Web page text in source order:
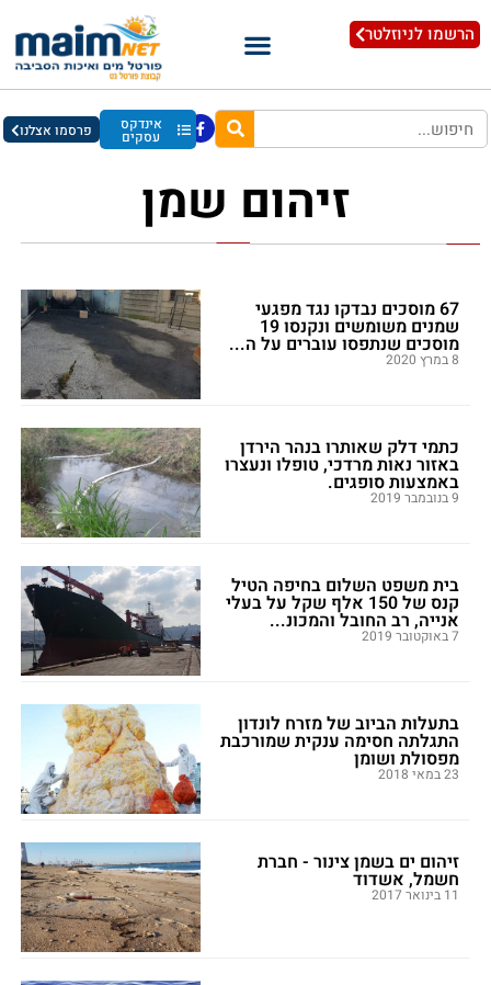
הרשמו לניוזלטר
אינדקס
עסקים פרסמו אצלנו
זיהום שמן
67 מוסכים נבדקו נגד מפגעי
שמנים משומשים ונקנסו 19
מוסכים שנתפסו עוברים על ה...
8 במרץ 2020
כתמי דלק שאותרו בנהר הירדן
באזור נאות מרדכי, טופלו ונעצרו
באמצעות סופגים.
9 בנובמבר 2019
בית משפט השלום בחיפה הטיל
קנס של 150 אלף שקל על בעלי
אנייה, רב החובל והמכונ...
7 באוקטובר 2019
בתעלות הביוב של מזרח לונדון
התגלתה חסימה ענקית שמורכבת
מפסולת ושומן
23 במאי 2018
זיהום ים בשמן צינור - חברת
חשמל, אשדוד
11 בינואר 2017